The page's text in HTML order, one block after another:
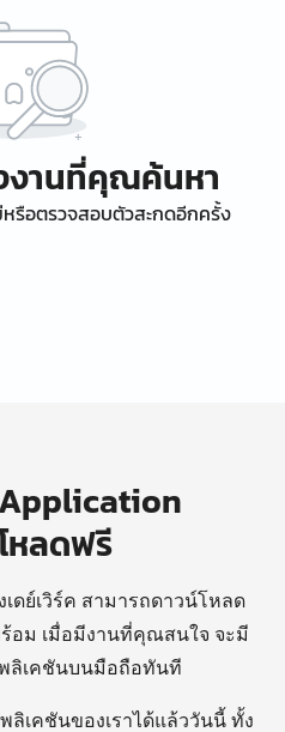
งานที่คุณค้นหา
รือตรวจสอบตัวสะกดอีกครั้ง
หลดฟรี
ดย์เวิร์ค สามารถดาวน์โหลด
อม เมื่อมีงานที่คุณสนใจ จะมี
ลิเคชันบนมือถือทันที
ลิเคชันของเราได้แล้ววันนี้ ทั้ง